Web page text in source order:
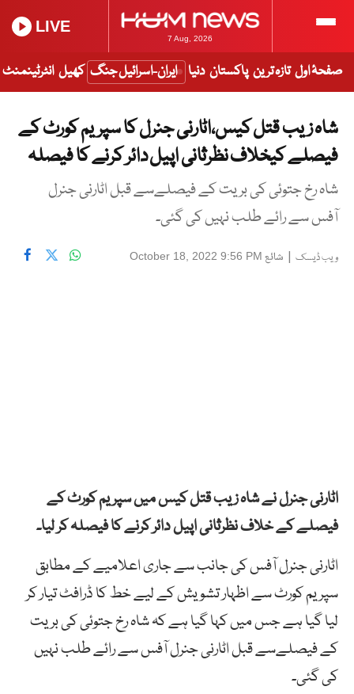
7 Aug, 2026
LIVE
صفحۂ اول تازہ ترین پاکستان دنیا ایران-اسرائیل جنگ کھیل انٹرٹینمنٹ
شاہ زیب قتل کیس،اٹارنی جنرل کا سپریم کورٹ کے
فیصلے کیخلاف نظرثانی اپیل دائر کرنے کا فیصلہ
شاہ رخ جتوئی کی بریت کے فیصلےسے قبل اٹارنی جنرل
آفس سے رائے طلب نہیں کی گئی۔
ویب ڈیسک | شائع October 18, 2022 9:56 PM
اٹارنی جنرل نے شاہ زیب قتل کیس میں سپریم کورٹ کے
فیصلے کے خلاف نظرثانی اپیل دائر کرنے کا فیصلہ کر لیا۔
اٹارنی جنرل آفس کی جانب سے جاری اعلامیے کے مطابق
سپریم کورٹ سے اظہار تشویش کے لیے خط کا ڈرافٹ تیار کر
لیا گیا ہے جس میں کہا گیا ہے کہ شاہ رخ جتوئی کی بریت
کے فیصلےسے قبل اٹارنی جنرل آفس سے رائے طلب نہیں
کی گئی۔